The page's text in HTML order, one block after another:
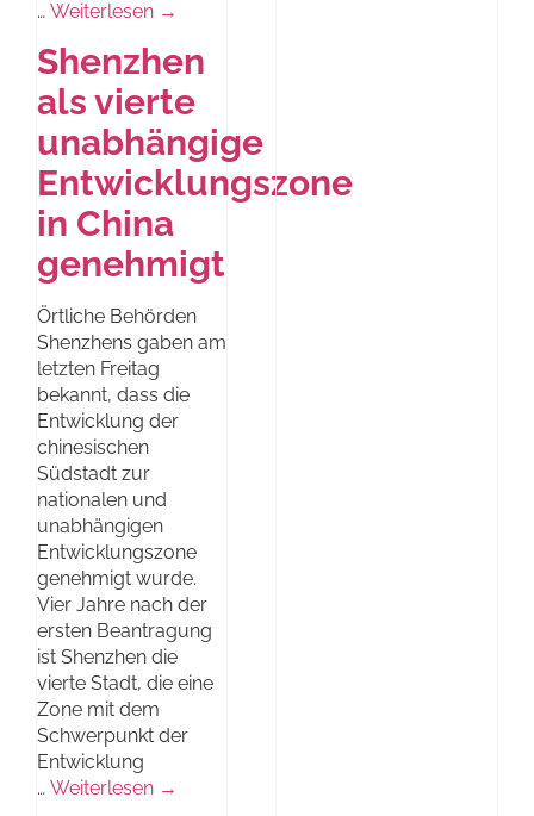
… Weiterlesen →
Shenzhen
als vierte
unabhängige
Entwicklungszone
in China
genehmigt
Örtliche Behörden
Shenzhens gaben am
letzten Freitag
bekannt, dass die
Entwicklung der
chinesischen
Südstadt zur
nationalen und
unabhängigen
Entwicklungszone
genehmigt wurde.
Vier Jahre nach der
ersten Beantragung
ist Shenzhen die
vierte Stadt, die eine
Zone mit dem
Schwerpunkt der
Entwicklung
… Weiterlesen →